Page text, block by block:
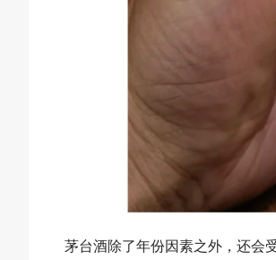
茅台酒除了年份因素之外，还会